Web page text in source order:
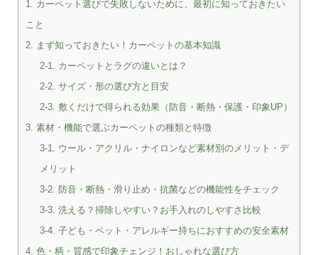
1. カーペット選びで失敗しないために、最初に知っておきたい
こと
2. まず知っておきたい！カーペットの基本知識
2-1. カーペットとラグの違いとは？
2-2. サイズ・形の選び方と目安
2-3. 敷くだけで得られる効果（防音・断熱・保護・印象UP）
3. 素材・機能で選ぶカーペットの種類と特徴
3-1. ウール・アクリル・ナイロンなど素材別のメリット・デ
メリット
3-2. 防音・断熱・滑り止め・抗菌などの機能性をチェック
3-3. 洗える？掃除しやすい？お手入れのしやすさ比較
3-4. 子ども・ペット・アレルギー持ちにおすすめの安全素材
4. 色・柄・質感で印象チェンジ！おしゃれな選び方